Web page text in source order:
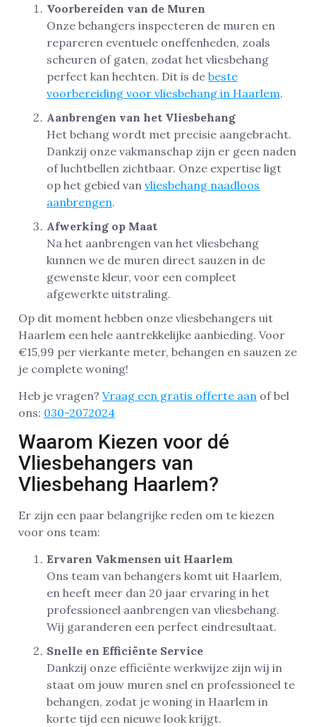
Voorbereiden van de Muren
Onze behangers inspecteren de muren en
repareren eventuele oneffenheden, zoals
scheuren of gaten, zodat het vliesbehang
perfect kan hechten. Dit is de beste
voorbereiding voor vliesbehang in Haarlem.
Aanbrengen van het Vliesbehang
Het behang wordt met precisie aangebracht.
Dankzij onze vakmanschap zijn er geen naden
of luchtbellen zichtbaar. Onze expertise ligt
op het gebied van vliesbehang naadloos
aanbrengen.
Afwerking op Maat
Na het aanbrengen van het vliesbehang
kunnen we de muren direct sauzen in de
gewenste kleur, voor een compleet
afgewerkte uitstraling.
Op dit moment hebben onze vliesbehangers uit
Haarlem een hele aantrekkelijke aanbieding. Voor
€15,99 per vierkante meter, behangen en sauzen ze
je complete woning!
Heb je vragen? Vraag een gratis offerte aan of bel
ons: 030-2072024
Waarom Kiezen voor dé
Vliesbehangers van
Vliesbehang Haarlem?
Er zijn een paar belangrijke reden om te kiezen
voor ons team:
Ervaren Vakmensen uit Haarlem
Ons team van behangers komt uit Haarlem,
en heeft meer dan 20 jaar ervaring in het
professioneel aanbrengen van vliesbehang.
Wij garanderen een perfect eindresultaat.
Snelle en Efficiënte Service
Dankzij onze efficiënte werkwijze zijn wij in
staat om jouw muren snel en professioneel te
behangen, zodat je woning in Haarlem in
korte tijd een nieuwe look krijgt.